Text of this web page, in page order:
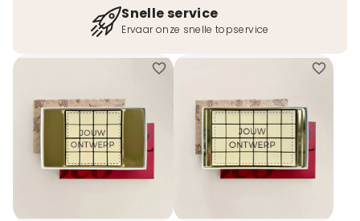
Snelle service
Ervaar onze snelle topservice